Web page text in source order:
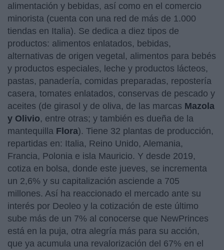
alimentación y bebidas, así como en el comercio
minorista (cuenta con una red de más de 1.000
tiendas en Italia). Se dedica a diez tipos de
productos: alimentos enlatados, bebidas,
alternativas de origen vegetal, alimentos para bebés
y productos especiales, leche y productos lácteos,
pastas, panadería, comidas preparadas, repostería
casera, tomates enlatados, conservas de pescado y
aceites (de girasol y de oliva, de las marcas Mazola
y Olivio, entre otras; y también es dueña de la
mantequilla Flora). Tiene 32 plantas de producción,
repartidas en: Italia, Reino Unido, Alemania,
Francia, Polonia e isla Mauricio. Y desde 2019,
cotiza en bolsa, donde este jueves, se incrementa
un 2,6% y su capitalización asciende a 705
millones. Así ha reaccionado el mercado ante su
interés por Deoleo y la cotización de este último
sube más de un 7% al conocerse que NewPrinces
está en la puja, otra alegría más para su acción,
que ya acumula una revalorización del 67% en el